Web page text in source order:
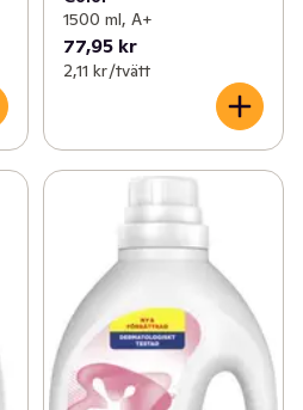
1500 ml, A+
77,95 kr
2,11 kr /tvätt